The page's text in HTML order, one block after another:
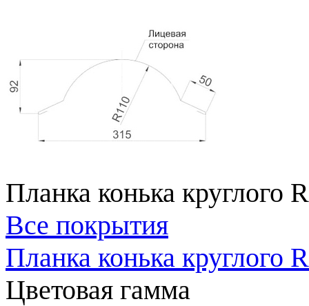
Планка конька круглого
Все покрытия
Планка конька круглого
Цветовая гамма